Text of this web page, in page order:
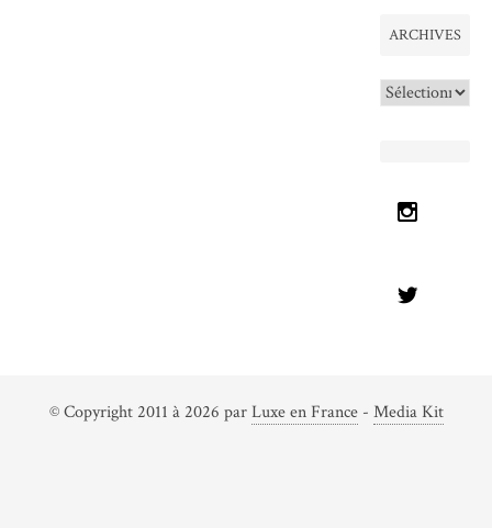
ARCHIVES
Archives
© Copyright 2011 à 2026 parLuxe en France- Media Kit